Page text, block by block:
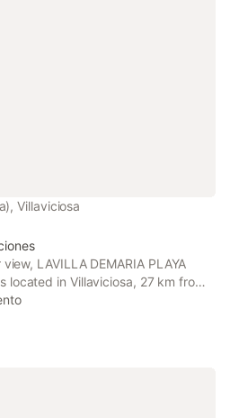
Villaviciosa
LAVILLA DEMARIA PLAYA
located in Villaviciosa, 27 km from
and 28 km from LABoral